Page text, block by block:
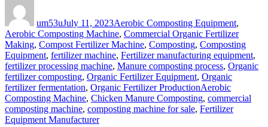
um53uJuly 11, 2023Aerobic Composting Equipment,
Aerobic Composting Machine, Commercial Organic Fertilizer
Making, Compost Fertilizer Machine, Composting, Composting
Equipment, fertilizer machine, Fertilizer manufacturing equipment,
fertilizer processing machine, Manure composting process, Organic
fertilizer composting, Organic Fertilizer Equipment, Organic
fertilizer fermentation, Organic Fertilizer ProductionTags
Aerobic
Composting Machine, Chicken Manure Composting, commercial
composting machine, composting machine for sale, Fertilizer
Equipment Manufacturer